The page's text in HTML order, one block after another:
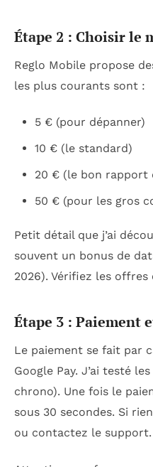
Étape 2 : Choisir le
Reglo Mobile propose
les plus courants sont :
5 € (pour dépanner)
10 € (le standard)
20 € (le bon rapport
50 € (pour les gros
Petit détail que j’ai
souvent un bonus de
2026). Vérifiez les
Étape 3 : Paiement
Le paiement se fait par
Google Pay. J’ai testé
chrono). Une fois le
sous 30 secondes. Si
ou contactez le support.